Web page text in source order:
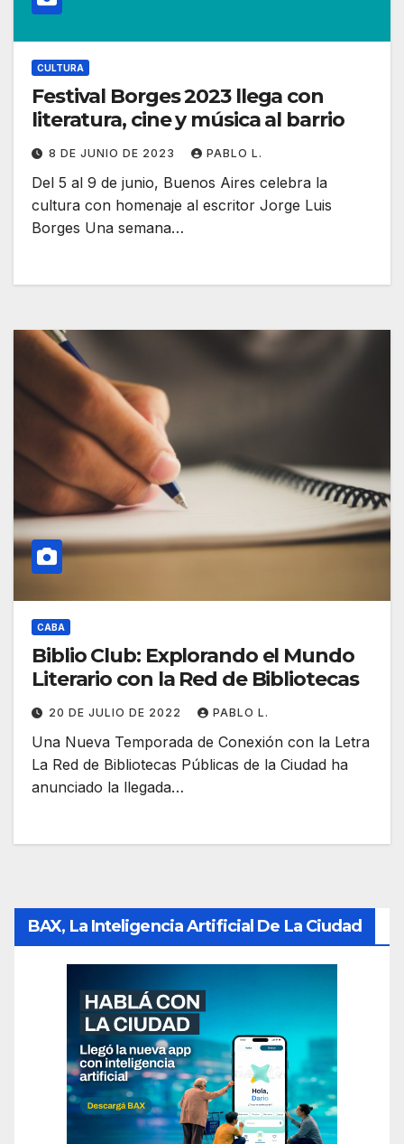
CULTURA
Festival Borges 2023 llega con
literatura, cine y música al barrio
8 DE JUNIO DE 2023 PABLO L.
Del 5 al 9 de junio, Buenos Aires celebra la
cultura con homenaje al escritor Jorge Luis
Borges Una semana…
CABA
Biblio Club: Explorando el Mundo
Literario con la Red de Bibliotecas
20 DE JULIO DE 2022 PABLO L.
Una Nueva Temporada de Conexión con la Letra
La Red de Bibliotecas Públicas de la Ciudad ha
anunciado la llegada…
BAX, La Inteligencia Artificial De La Ciudad